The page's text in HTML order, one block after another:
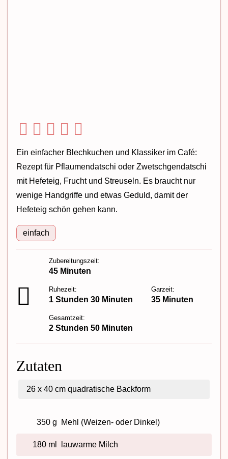
Ein einfacher Blechkuchen und Klassiker im Café:
Rezept für Pflaumendatschi oder Zwetschgendatschi
mit Hefeteig, Frucht und Streuseln. Es braucht nur
wenige Handgriffe und etwas Geduld, damit der
Hefeteig schön gehen kann.
einfach
Zubereitungszeit:
45 Minuten
Ruhezeit:
1 Stunden 30 Minuten
Garzeit:
35 Minuten
Gesamtzeit:
2 Stunden 50 Minuten
Zutaten
26 x 40 cm quadratische Backform
350 g Mehl (Weizen- oder Dinkel)
180 ml lauwarme Milch